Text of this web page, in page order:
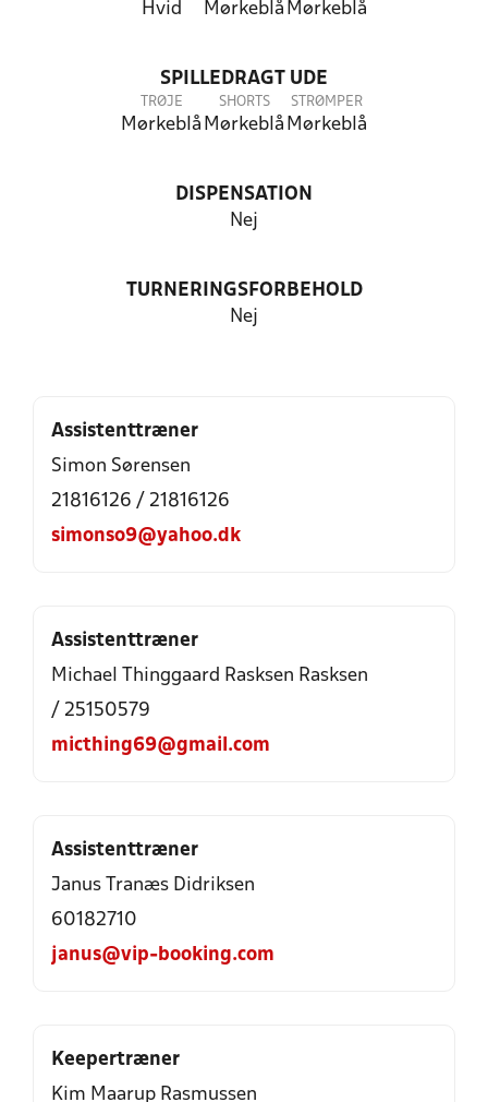
Hvid Mørkeblå Mørkeblå
SPILLEDRAGT UDE
TRØJE
Mørkeblå
SHORTS
Mørkeblå
STRØMPER
Mørkeblå
DISPENSATION
Nej
TURNERINGSFORBEHOLD
Nej
Assistenttræner
Simon Sørensen
21816126 / 21816126
simonso9@yahoo.dk
Assistenttræner
Michael Thinggaard Rasksen Rasksen
/ 25150579
micthing69@gmail.com
Assistenttræner
Janus Tranæs Didriksen
60182710
janus@vip-booking.com
Keepertræner
Kim Maarup Rasmussen